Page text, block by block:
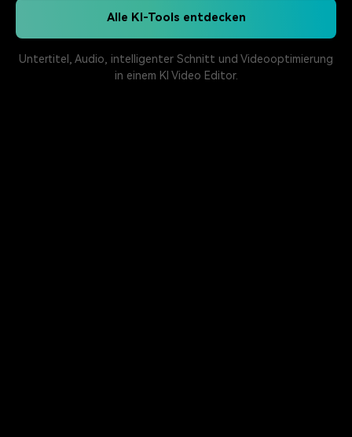
Alle KI-Tools entdecken
Untertitel, Audio, intelligenter Schnitt und Videooptimierung
in einem KI Video Editor.